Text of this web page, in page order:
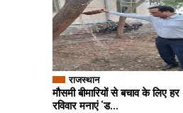
राजस्थान
मौसमी बीमारियों से बचाव के लिए हर
रविवार मनाएं ‘ड...